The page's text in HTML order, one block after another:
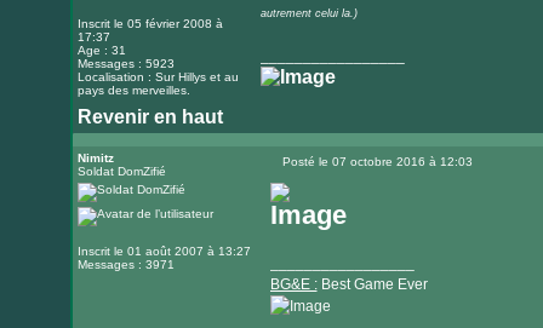
Inscrit le 05 février 2008 à
17:37
Age : 31
Messages : 5923
Localisation : Sur Hillys et au
pays des merveilles.
autrement celui la.)
Revenir en haut
Visiter
le
Nimitz
Soldat DomZifié
Inscrit le 01 août 2007 à 13:27
Messages : 3971
Posté le 07 octobre 2016 à 12:03
BG&E :Best Game Ever